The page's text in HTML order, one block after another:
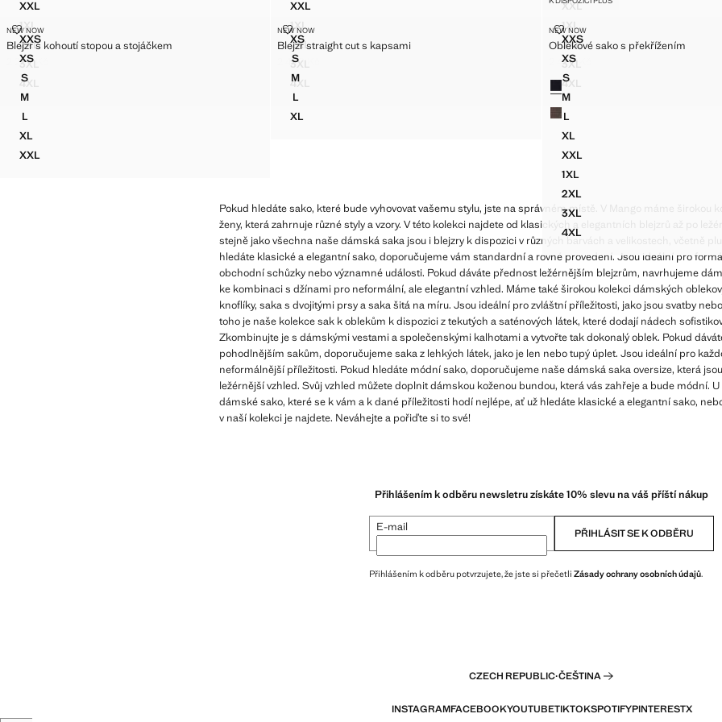
XXLDVOJŘADÉ SAKO S PÁSKEM
1XLDVOJŘADÉ SAKO S PÁSKEM
2XLDVOJŘADÉ SAKO S PÁSKEM
3XL
4XLDVOJŘADÉ SAKO S PÁSKEM
XXLDVOJŘADÉ SAKO S PÁSKEM
1XLDVOJŘADÉ SAKO S PÁSKEM
2XLDVOJŘADÉ SAKO S PÁSKEM
3XLDVOJŘADÉ SAKO S PÁSKEM
4XL
XXLDVOJŘADÉ SAKO S PÁSKEM
1XLDVOJŘADÉ SAKO S PÁSKEM
2XLDVOJŘADÉ SAKO S PÁSKEM
3XL
4XLDVOJŘADÉ SAKO S PÁSKEM
Velikosti
XXSBLEJZR S KOHOUTÍ STOPOU A STOJÁČKEM
XSBLEJZR S KOHOUTÍ STOPOU A STOJÁČKEM
SBLEJZR S KOHOUTÍ STOPOU A STOJÁČKEM
MBLEJZR S KOHOUTÍ STOPOU A STOJÁČKEM
L
BLEJZR S KOHOUTÍ STOPOU A STOJÁČKEM
XLBLEJZR S KOHOUTÍ STOPOU A STOJÁČKEM
XXLBLEJZR S KOHOUTÍ STOPOU A STOJÁČKEM
NEW NOW
Blejzr s kohoutí stopou a stojáčkem
BLEJZR S KOHOUTÍ STOPOU A STOJÁČKEM
2 299 Kč
Velikosti
XSBLEJZR STRAIGHT CUT S KAPSAMI
SBLEJZR STRAIGHT CUT S KAPSAMI
MBLEJZR STRAIGHT CUT S KAPSAMI
L
BLEJZR STRAIGHT CUT S KAPSAMI
XLBLEJZR STRAIGHT CUT S KAPSAMI
NEW NOW
Blejzr straight cut s kapsami
BLEJZR STRAIGHT CUT S KAPSAMI
2 499 Kč
Velikosti
XXSOBLEKOVÉ SAKO S
XSOBLEKOVÉ SAKO S
SOBLEKOVÉ SAKO S
MOBLEKOVÉ SAKO S
LOBLEKOVÉ SAKO S
XLOBLEKOVÉ SAKO S
XXLOBLEKOVÉ SAKO S
1XLOBLEKOVÉ SAKO S
2XLOBLEKOVÉ SAKO S
3XLOBLEKOVÉ SAKO S
4XLOBLEKOVÉ SAKO S
NEW NOW
Oblekové sako s překřížením
OBLEKOVÉ SAKO S PŘEKŘÍŽENÍM
2 499 Kč
Barvy
Pokud hledáte sako, které bude vyhovovat vašemu stylu, jste na správném místě. V Mango máme širokou
ženy, která zahrnuje různé styly a vzory. V této kolekci najdete od klasických a elegantních blejzrů až po
stejně jako všechna naše dámská saka jsou i blejzry k dispozici v různých barvách a velikostech, včetně
hledáte klasické a elegantní sako, doporučujeme vám standardní a rovné provedení. Jsou ideální pro
obchodní schůzky nebo významné události. Pokud dáváte přednost ležérnějším blejzrům, navrhujeme
ke kombinaci s džínami pro neformální, ale elegantní vzhled. Máme také širokou kolekci dámských
knoflíky, saka s dvojitými prsy a saka šitá na míru. Jsou ideální pro zvláštní příležitosti, jako jsou svatby
toho je naše kolekce sak k oblekům k dispozici z tekutých a saténových látek, které dodají nádech
Zkombinujte je s dámskými vestami a společenskými kalhotami a vytvořte tak dokonalý oblek. Pokud
pohodlnějším sakům, doporučujeme saka z lehkých látek, jako je len nebo tupý úplet. Jsou ideální pro
neformálnější příležitosti. Pokud hledáte módní sako, doporučujeme naše dámská saka oversize, která
ležérnější vzhled. Svůj vzhled můžete doplnit dámskou koženou bundou, která vás zahřeje a bude módní.
dámské sako, které se k vám a k dané příležitosti hodí nejlépe, ať už hledáte klasické a elegantní sako,
v naší kolekci je najdete. Neváhejte a pořiďte si to své!
Přihlášením k odběru newsletru získáte 10% slevu na váš příští nákup
E-mail PŘIHLÁSIT SE K ODBĚRU
Přihlášením k odběru potvrzujete, že jste si přečetli Zásady ochrany osobních údajů.
CZECH REPUBLIC·ČEŠTINA
INSTAGRAMFACEBOOKYOUTUBETIKTOKSPOTIFYPINTERESTX